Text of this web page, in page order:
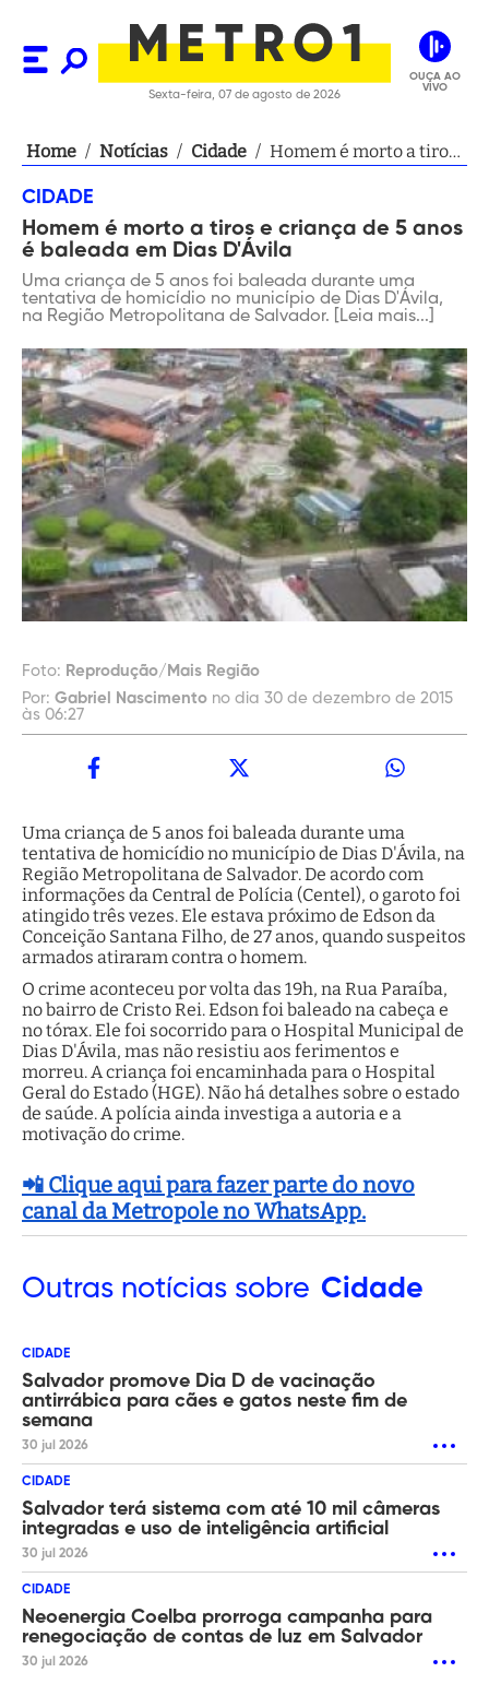
Sexta-feira, 07 de agosto de 2026
OUÇA AO
VIVO
Home / Notícias / Cidade / Homem é morto a tiros
CIDADE
Homem é morto a tiros e criança de 5 anos
é baleada em Dias D'Ávila
Uma criança de 5 anos foi baleada durante uma
tentativa de homicídio no município de Dias D'Ávila,
na Região Metropolitana de Salvador. [Leia mais...]
Foto: Reprodução/Mais Região
Por: Gabriel Nascimento no dia 30 de dezembro de 2015
às 06:27
Uma criança de 5 anos foi baleada durante uma
tentativa de homicídio no município de Dias D'Ávila, na
Região Metropolitana de Salvador. De acordo com
informações da Central de Polícia (Centel), o garoto foi
atingido três vezes. Ele estava próximo de Edson da
Conceição Santana Filho, de 27 anos, quando suspeitos
armados atiraram contra o homem.
O crime aconteceu por volta das 19h, na Rua Paraíba,
no bairro de Cristo Rei. Edson foi baleado na cabeça e
no tórax. Ele foi socorrido para o Hospital Municipal de
Dias D'Ávila, mas não resistiu aos ferimentos e
morreu. A criança foi encaminhada para o Hospital
Geral do Estado (HGE). Não há detalhes sobre o estado
de saúde. A polícia ainda investiga a autoria e a
motivação do crime.
📲 Clique aqui para fazer parte do novo
canal da Metropole no WhatsApp.
Outras notícias sobre Cidade
CIDADE
Salvador promove Dia D de vacinação
antirrábica para cães e gatos neste fim de
semana
30 jul 2026
CIDADE
Salvador terá sistema com até 10 mil câmeras
integradas e uso de inteligência artificial
30 jul 2026
CIDADE
Neoenergia Coelba prorroga campanha para
renegociação de contas de luz em Salvador
30 jul 2026